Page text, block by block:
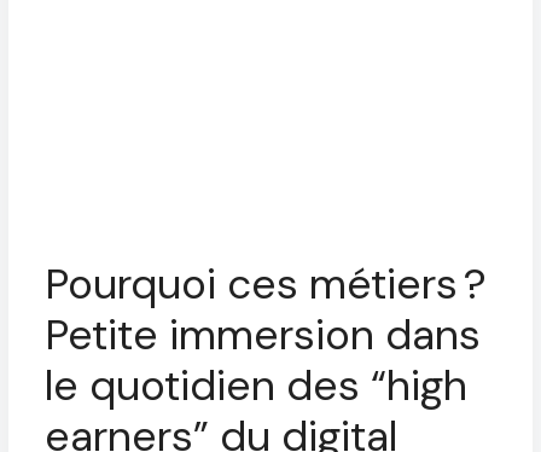
Pourquoi ces métiers ?
Petite immersion dans
le quotidien des “high
earners” du digital